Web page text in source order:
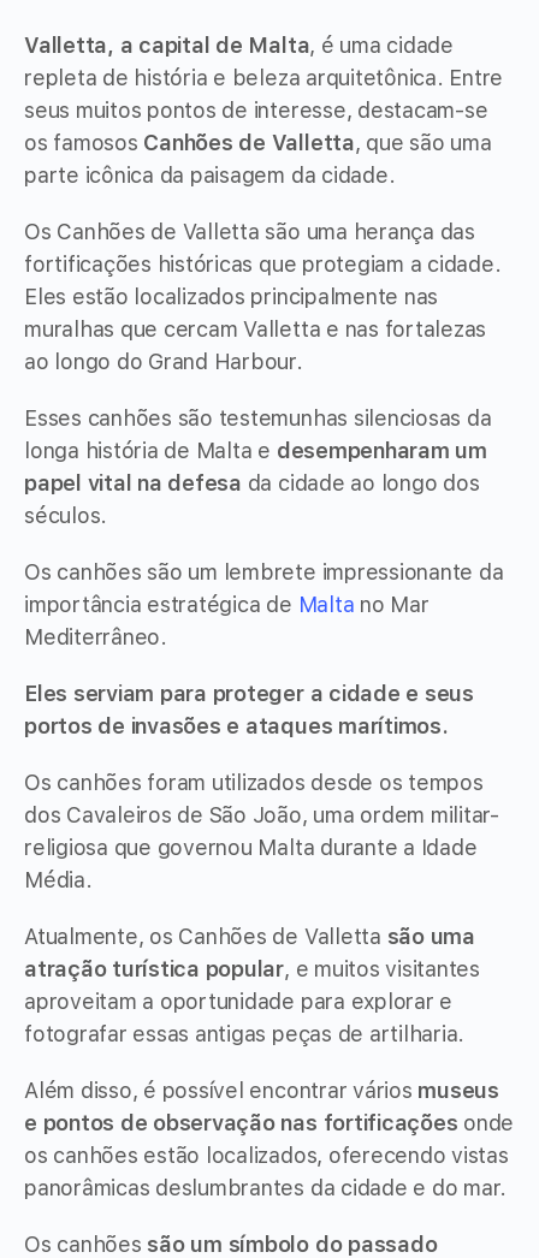
Valletta, a capital de Malta, é uma cidade
repleta de história e beleza arquitetônica. Entre
seus muitos pontos de interesse, destacam-se
os famosos Canhões de Valletta, que são uma
parte icônica da paisagem da cidade.
Os Canhões de Valletta são uma herança das
fortificações históricas que protegiam a cidade.
Eles estão localizados principalmente nas
muralhas que cercam Valletta e nas fortalezas
ao longo do Grand Harbour.
Esses canhões são testemunhas silenciosas da
longa história de Malta e desempenharam um
papel vital na defesa da cidade ao longo dos
séculos.
Os canhões são um lembrete impressionante da
importância estratégica de Malta no Mar
Mediterrâneo.
Eles serviam para proteger a cidade e seus
portos de invasões e ataques marítimos.
Os canhões foram utilizados desde os tempos
dos Cavaleiros de São João, uma ordem militar-
religiosa que governou Malta durante a Idade
Média.
Atualmente, os Canhões de Valletta são uma
atração turística popular, e muitos visitantes
aproveitam a oportunidade para explorar e
fotografar essas antigas peças de artilharia.
Além disso, é possível encontrar vários museus
e pontos de observação nas fortificações onde
os canhões estão localizados, oferecendo vistas
panorâmicas deslumbrantes da cidade e do mar.
Os canhões são um símbolo do passado